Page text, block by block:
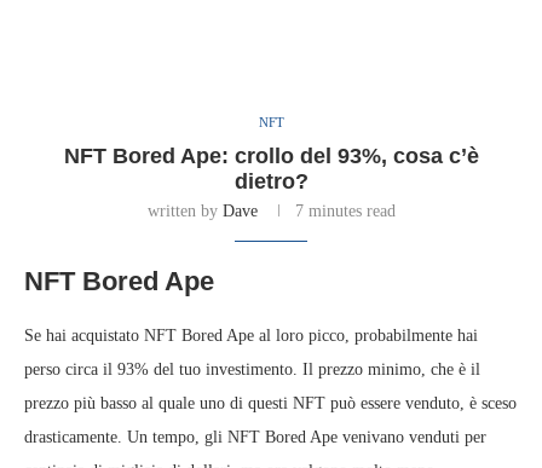
NFT
NFT Bored Ape: crollo del 93%, cosa c’è
dietro?
written by Dave 7 minutes read
NFT Bored Ape
Se hai acquistato NFT Bored Ape al loro picco, probabilmente hai
perso circa il 93% del tuo investimento. Il prezzo minimo, che è il
prezzo più basso al quale uno di questi NFT può essere venduto, è sceso
drasticamente. Un tempo, gli NFT Bored Ape venivano venduti per